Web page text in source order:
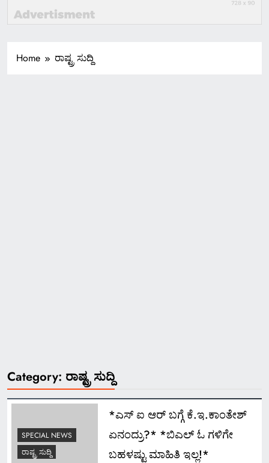
Home ರಾಷ್ಟ್ರ ಸುದ್ದಿ
Category: ರಾಷ್ಟ್ರ ಸುದ್ದಿ
SPECIAL NEWS
ರಾಷ್ಟ್ರ ಸುದ್ದಿ
*ಎಸ್ ಐ ಆರ್ ಬಗ್ಗೆ ಕೆ.ಇ.ಕಾಂತೇಶ್
ಏನಂದ್ರು?* *ಬಿಎಲ್ ಓ ಗಳಿಗೇ
ಬಹಳಷ್ಟು ಮಾಹಿತಿ ಇಲ್ಲ!*